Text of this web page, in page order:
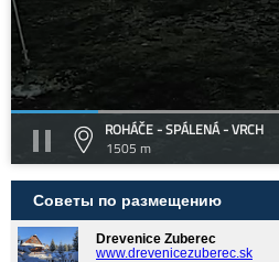
ROHÁČE - SPÁLENÁ - VRCH
1505 m
Советы по размещению
Drevenice Zuberec
www.drevenicezuberec.sk